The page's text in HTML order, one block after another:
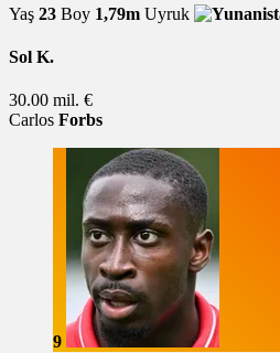
Yaş 23 Boy 1,79m Uyruk
Sol K.
30.00 mil. €
Carlos Forbs
9